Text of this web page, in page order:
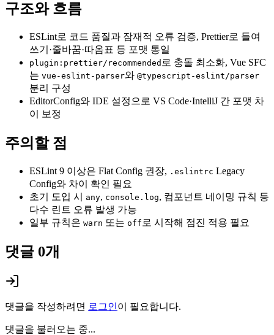
구조와 흐름
ESLint로 코드 품질과 잠재적 오류 검증, Prettier로 들여
쓰기·줄바꿈·따옴표 등 포맷 통일
plugin:prettier/recommended 로 충돌 최소화, Vue SFC
는 vue-eslint-parser와 @typescript-eslint/parser
분리 구성
EditorConfig와 IDE 설정으로 VS Code·IntelliJ 간 포맷 차
이 보정
주의할 점
ESLint 9 이상은 Flat Config 권장, .eslintrc Legacy
Config와 차이 확인 필요
초기 도입 시
any, console.log, 컴포넌트 네이밍 규칙 등
다수 린트 오류 발생 가능
일부 규칙은 warn 또는 off 로 시작해 점진 적용 필요
댓글 0개
댓글을 작성하려면 로그인이 필요합니다.
댓글을 불러오는 중...